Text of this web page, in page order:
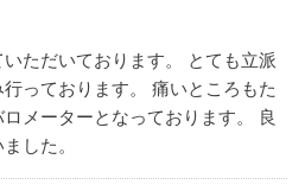
ただいております。
とても立派
っております。
痛いところもた
メーターとなっております。
良
した。